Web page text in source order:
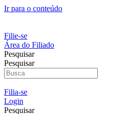
Ir para o conteúdo
Filie-se
Área do Filiado
Pesquisar
Pesquisar
Filia-se
Login
Pesquisar